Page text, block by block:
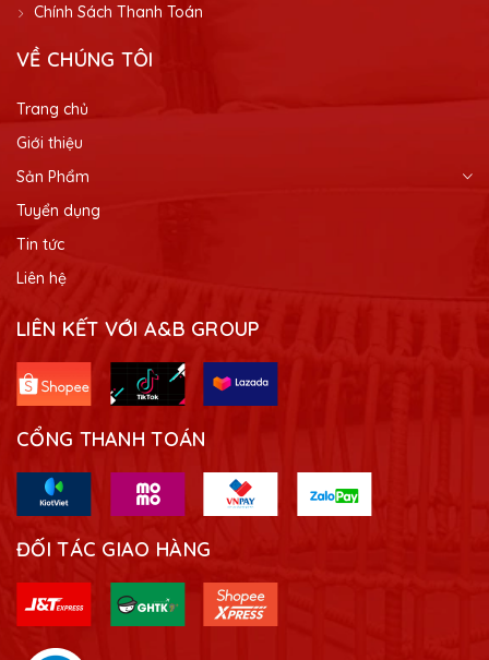
Chính Sách Thanh Toán
VỀ CHÚNG TÔI
Trang chủ
Giới thiệu
Sản Phẩm
Tuyển dụng
Tin tức
Liên hệ
LIÊN KẾT VỚI A&B GROUP
CỔNG THANH TOÁN
ĐỐI TÁC GIAO HÀNG